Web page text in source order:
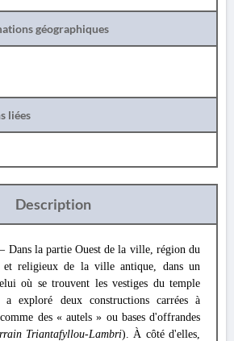
géographiques
liées
Description
Dans la partie Ouest de la ville, région du
et religieux de la ville antique, dans un
où se trouvent les vestiges du temple
a exploré deux constructions carrées à
des « autels » ou bases d'offrandes
Triantafyllou-Lambri). À côté d'elles,